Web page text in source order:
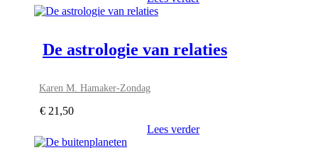
De astrologie van relaties
Karen M. Hamaker-Zondag
€ 21,50
Lees verder